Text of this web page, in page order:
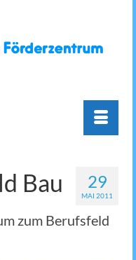
29
MAI 2011
Bau
zum Berufsfeld